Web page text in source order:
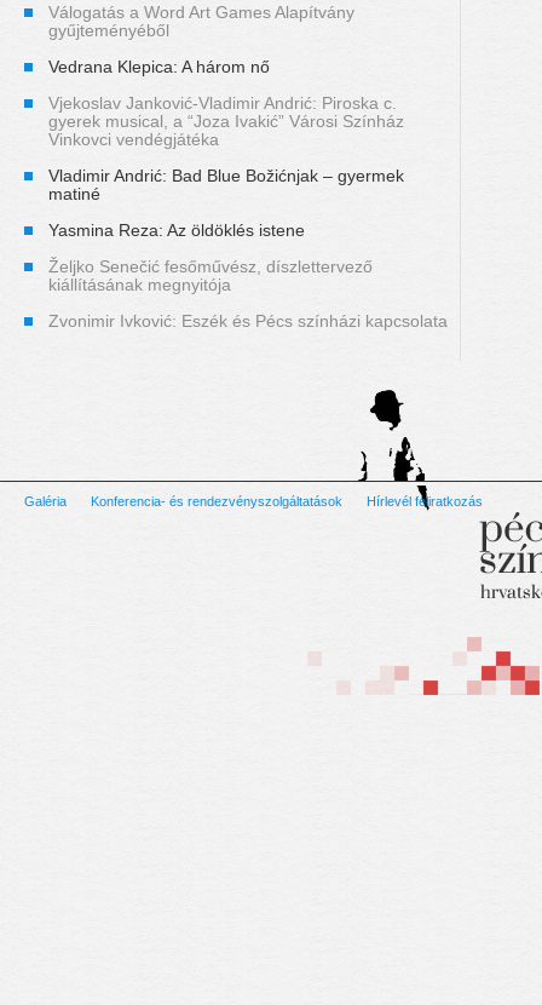
Válogatás a Word Art Games Alapítvány
gyűjteményéből
Vedrana Klepica: A három nő
Vjekoslav Janković-Vladimir Andrić: Piroska c.
gyerek musical, a “Joza Ivakić” Városi Színház
Vinkovci vendégjátéka
Vladimir Andrić: Bad Blue Božićnjak – gyermek
matiné
Yasmina Reza: Az öldöklés istene
Željko Senečić fesőművész, díszlettervező
kiállításának megnyitója
Zvonimir Ivković: Eszék és Pécs színházi kapcsolata
Galéria Konferencia- és rendezvényszolgáltatások Hírlevél feliratkozás